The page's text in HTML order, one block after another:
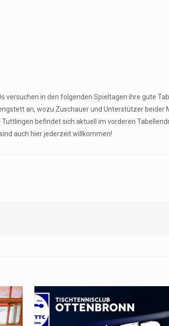
versuchen in den folgenden Spieltagen ihre gute
an, wozu Zuschauer und Unterstützer
befindet sich aktuell im vorderen
auch hier jederzeit willkommen!